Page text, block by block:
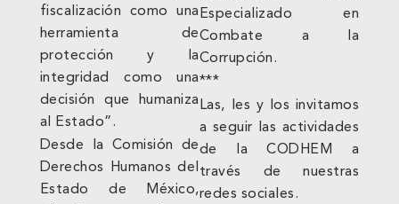
fiscalización como una
herramienta de
protección y la
integridad como una
decisión que humaniza
al Estado”.
Desde la Comisión de
Derechos Humanos del
Estado de México,
Especializado en
Combate a la
Corrupción.
***
Las, les y los invitamos
a seguir las actividades
de la CODHEM a
través de nuestras
redes sociales.